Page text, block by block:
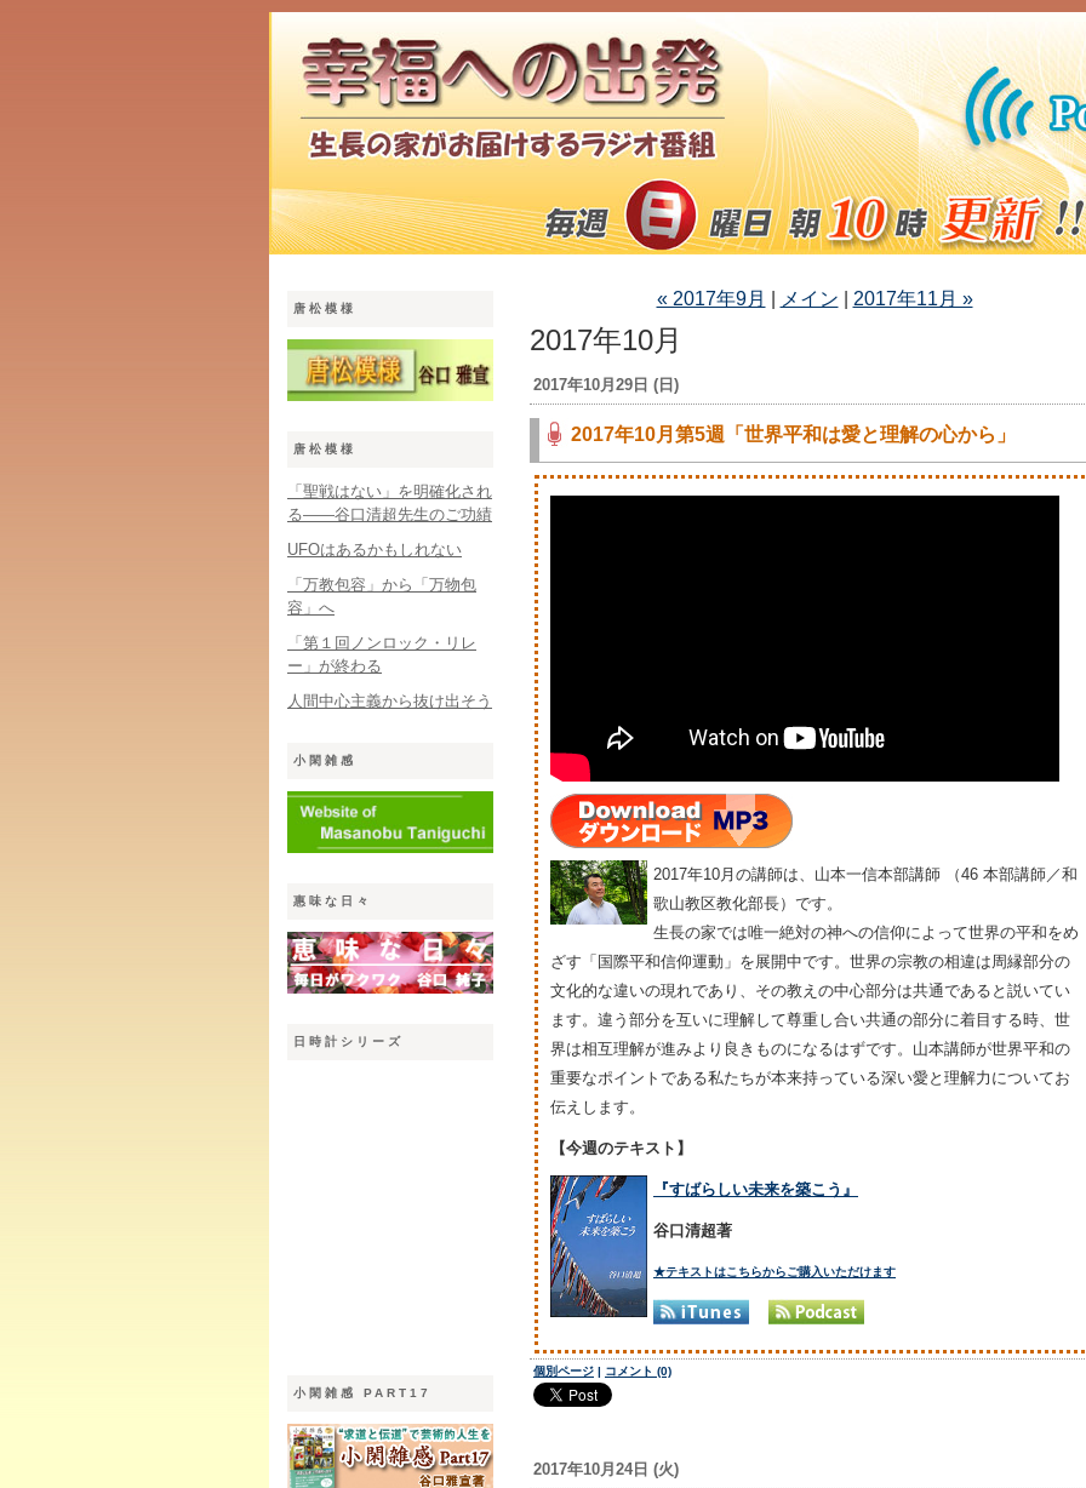
唐松模様
唐松模様
「聖戦はない」を明確化され
る――谷口清超先生のご功績
UFOはあるかもしれない
「万教包容」から「万物包
容」へ
「第１回ノンロック・リレ
ー」が終わる
人間中心主義から抜け出そう
小閑雑感
惠味な日々
日時計シリーズ
小閑雑感 PART17
« 2017年9月 メイン 2017年11月 »
2017年10月
2017年10月29日 (日)
2017年10月第5週「世界平和は愛と理解の心から」
2017年10月の講師は、山本一信本部講師 （46 本部講師／和
歌山教区教化部長）です。
生長の家では唯一絶対の神への信仰によって世界の平和をめ
ざす「国際平和信仰運動」を展開中です。世界の宗教の相違は周縁部分の
文化的な違いの現れであり、その教えの中心部分は共通であると説いてい
ます。違う部分を互いに理解して尊重し合い共通の部分に着目する時、世
界は相互理解が進みより良きものになるはずです。山本講師が世界平和の
重要なポイントである私たちが本来持っている深い愛と理解力についてお
伝えします。
【今週のテキスト】
『すばらしい未来を築こう』
谷口清超著
★テキストはこちらからご購入いただけます
個別ページ | コメント (0)
2017年10月24日 (火)